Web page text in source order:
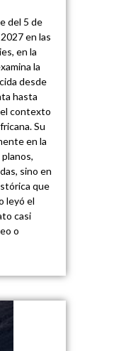
del 5 de
en las
en la
la
desde
hasta
contexto
Su
en la
sino en
que
leyó el
casi
o